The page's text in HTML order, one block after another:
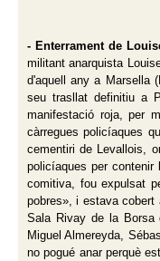
- Enterrament de
militant anarquista
d'aquell any a Marsella
seu trasllat definitiu a
manifestació roja, per
càrregues policíaques
cementiri de Levallois,
policíaques per
comitiva, fou expulsat
pobres», i estava cobert
Sala Rivay de la Borsa
Miguel Almereyda,
no pogué anar perquè